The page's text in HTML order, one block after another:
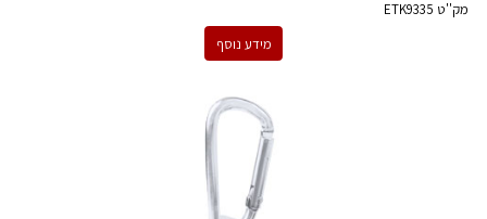
מק''ט ETK9335
מידע נוסף